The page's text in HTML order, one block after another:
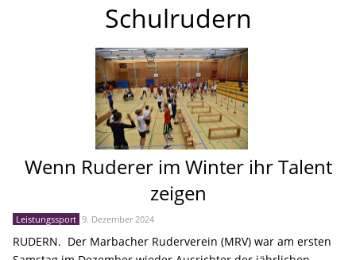
Schulrudern
Wenn Ruderer im Winter ihr Talent
zeigen
Leistungssport 9. Dezember 2024
RUDERN. Der Marbacher Ruderverein (MRV) war am ersten